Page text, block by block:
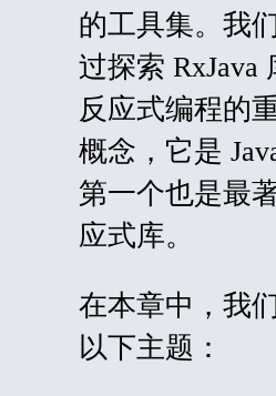
的工具集。我
过探索 RxJava
反应式编程的
概念，它是
第一个也是最
应式库。
在本章中，我
以下主题：